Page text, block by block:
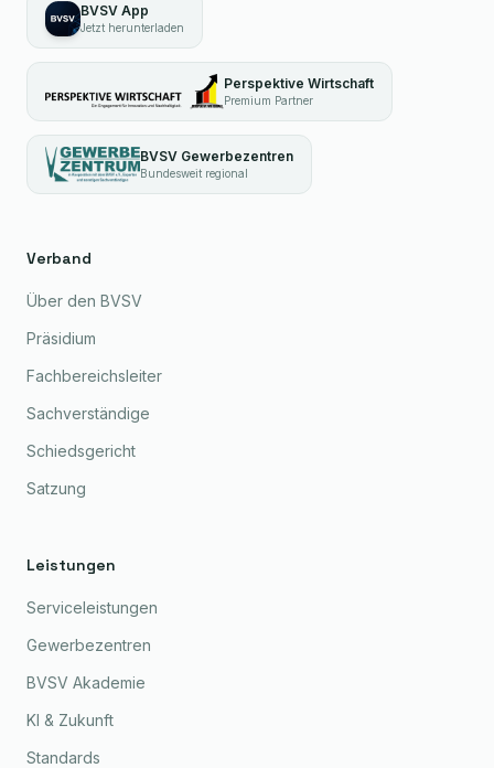
BVSV App
Jetzt herunterladen
Perspektive Wirtschaft
Premium Partner
BVSV Gewerbezentren
Bundesweit regional
Verband
Über den BVSV
Präsidium
Fachbereichsleiter
Sachverständige
Schiedsgericht
Satzung
Leistungen
Serviceleistungen
Gewerbezentren
BVSV Akademie
KI & Zukunft
Standards